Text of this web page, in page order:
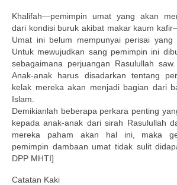
Khalifah—pemimpin umat yang akan
dari kondisi buruk akibat makar kaum
Umat ini belum mempunyai perisai yang
Untuk mewujudkan sang pemimpin ini
sebagaimana perjuangan Rasulullah
Anak-anak harus disadarkan tentang
kelak mereka akan menjadi bagian dari
Islam.
Demikianlah beberapa perkara penting
kepada anak-anak dari sirah Rasulullah
mereka paham akan hal ini, maka
pemimpin dambaan umat tidak sulit
DPP MHTI]
Catatan Kaki